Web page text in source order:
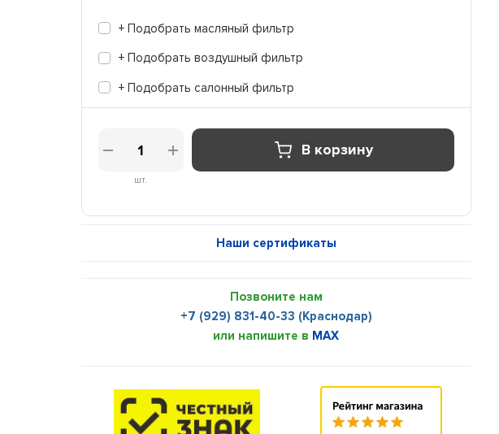
+ Подобрать масляный фильтр
+ Подобрать воздушный фильтр
+ Подобрать салонный фильтр
шт.
В корзину
Наши сертификаты
Позвоните нам
+7 (929) 831-40-33 (Краснодар)
или напишите в MAX